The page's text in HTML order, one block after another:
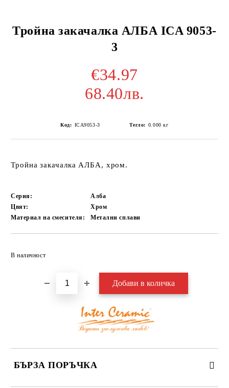
Тройна закачалка АЛБА ICA 9053-
3
€34.97
68.40лв.
Код: ICA9053-3 Тегло: 0.000 кг
Тройна закачалка АЛБА, хром.
Серия:
Алба
Цвят:
Хром
Материал на смесителя:
Метални сплави
В наличност
БЪРЗА ПОРЪЧКА